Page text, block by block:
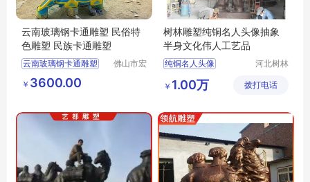
云南玻璃钢卡通雕塑 民俗特
色雕塑 民族卡通雕塑
云南玻璃钢卡通雕塑
民俗特色雕塑
民族卡通雕塑
云南玻璃钢雕塑厂
佛山市宏
￥ 3600.00
树林雕塑纯铜名人头像抽象
半身文化伟人工艺品
纯铜名人头像
河北树林
品制造有
￥ 1.00万 拨打电话